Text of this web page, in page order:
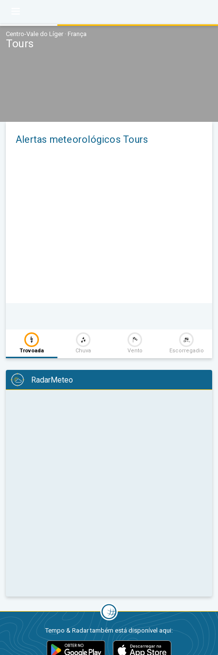
Centro-Vale do Líger · França
Tours
Alertas meteorológicos Tours
Trovoada Chuva Vento Escorregadio
RadarMeteo
Tempo & Radar também está disponível aqui: